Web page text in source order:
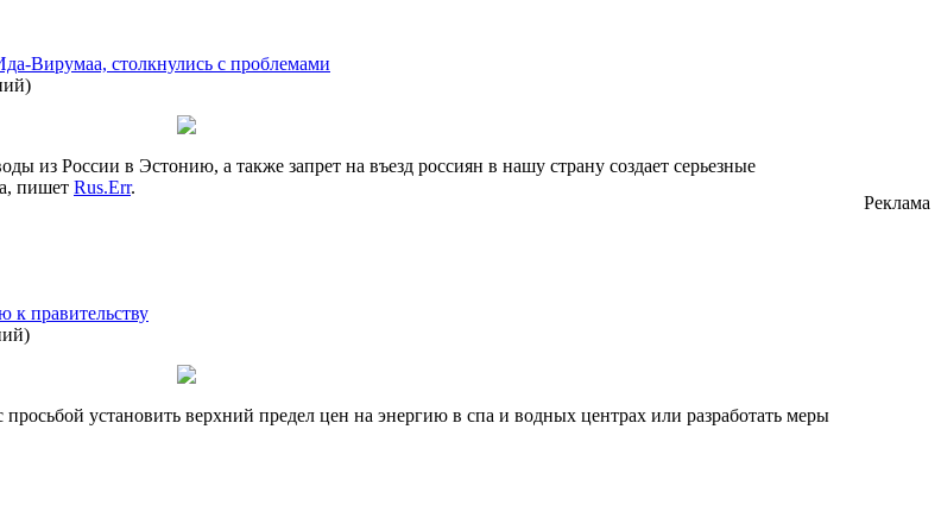
Вирумаа, столкнулись с проблемами
)
из России в Эстонию, а также запрет на въезд россиян в нашу страну создает серьезные
пишет Rus.Err.
к правительству
)
установить верхний предел цен на энергию в спа и водных центрах или разработать меры
Реклама